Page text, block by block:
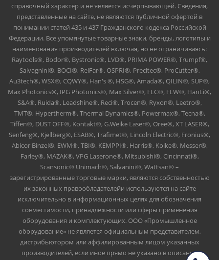
справочный характер и не является исчерпывающей. Сведения,
представленные на сайте, не являются публичной офертой в
понимании статей 435 и 437 Гражданского кодекса Российской
Федерации. Все упомянутые товарные знаки, бренды, логотипы и
наименования производителей включая, но не ограничиваясь:
Raytools®, Bodor®, Bystronic®, LVD®, PRIMA POWER®, Trumpf®,
Salvagnini®, BOCI®, RelFar®, OSPRI®, Precitec®, ProCutter®,
Au3tech®, WSX®, CQWY®, Han's ®, HSG®, Amada®, QILIN®, SUP®,
Max Photonics®, IPG Photonics®, Max Silver®, FLC®, FLW®, HanLi®,
S&A®, Ruida®, Leadshine®, Reci®, Trocen®, Ryxon®, Leetro®,
TMT®, Hypertherm®, Thermal Dynamics®, Powermax®, Tecna®,
Tiffen®, DUST OFF®, Kontakt®, G.Weike Laser®, Oree®, XT LASER®,
Senfeng®, Kjellberg®, ESAB®, Trafimet®, Lincoln Electric®, Fronius®,
Abicor Binzel®, EWM®, TBI®, KEMPPI®, Harris®, Koike®, Messer®,
Farley®, MAZAK®, VPG Laserone®, Mitsubishi®, Cincinnati®,
Scansonic® Unimach®, Salvanini®, Wattsan® –
зарегистрированные торговые марки, являются собственностью
их законных правообладателейи используются на сайте
исключительно в информационных целях для обозначения
совместимости, принадлежности или сферы применения
оборудования и комплектующих. ООО «Промышленное
оборудование» не является официальным представителем,
дистрибьютором или аффилированным лицом указанных
производителей, если иное прямо не указано в описании